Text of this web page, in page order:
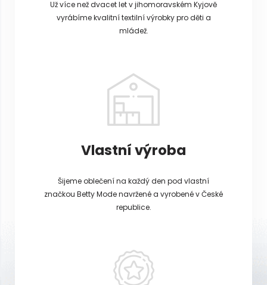
Už více než dvacet let v jihomoravském Kyjově
vyrábíme kvalitní textilní výrobky pro děti a
mládež.
Vlastní výroba
Šijeme oblečení na každý den pod vlastní
značkou Betty Mode navržené a vyrobené v České
republice.